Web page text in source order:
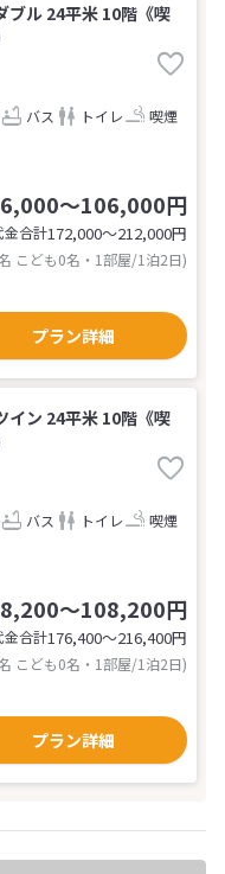
ブル 24平米 10階《喫
バス トイレ 喫煙
～106,000円
金合計172,000〜212,000円
こども0名・1部屋/1泊2日)
プラン詳細
イン 24平米 10階《喫
バス トイレ 喫煙
～108,200円
金合計176,400〜216,400円
こども0名・1部屋/1泊2日)
プラン詳細